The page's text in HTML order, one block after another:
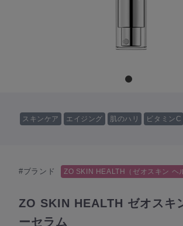
スキンケア エイジング 肌のハリ ビタミンC
#ブランド ZO SKIN HEALTH（ゼオスキン ヘ
ZO SKIN HEALTH ゼオスキ
ーセラム